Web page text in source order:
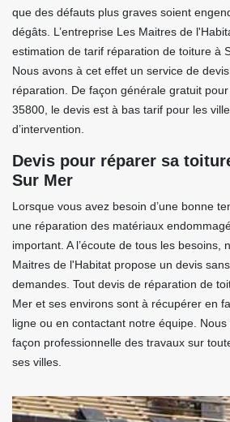
que des défauts plus graves soient
dégâts. L’entreprise Les Maitres de
estimation de tarif réparation de toiture à
Nous avons à cet effet un service de
réparation. De façon générale gratuit
35800, le devis est à bas tarif pour les
d’intervention.
Devis pour réparer sa
Sur Mer
Lorsque vous avez besoin d’une bonne
une réparation des matériaux
important. A l’écoute de tous les besoins,
Maitres de l'Habitat propose un devis
demandes. Tout devis de réparation de
Mer et ses environs sont à récupérer en
ligne ou en contactant notre équipe.
façon professionnelle des travaux sur
ses villes.